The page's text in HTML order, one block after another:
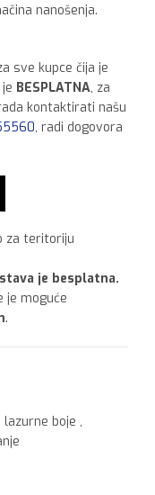
nanošenja.
sve kupce čija je
BESPLATNA, za
kontaktirati našu
, radi dogovora
laka zelena,750 ml
za teritoriju
je besplatna.
je moguće
.
lazurne boje ,